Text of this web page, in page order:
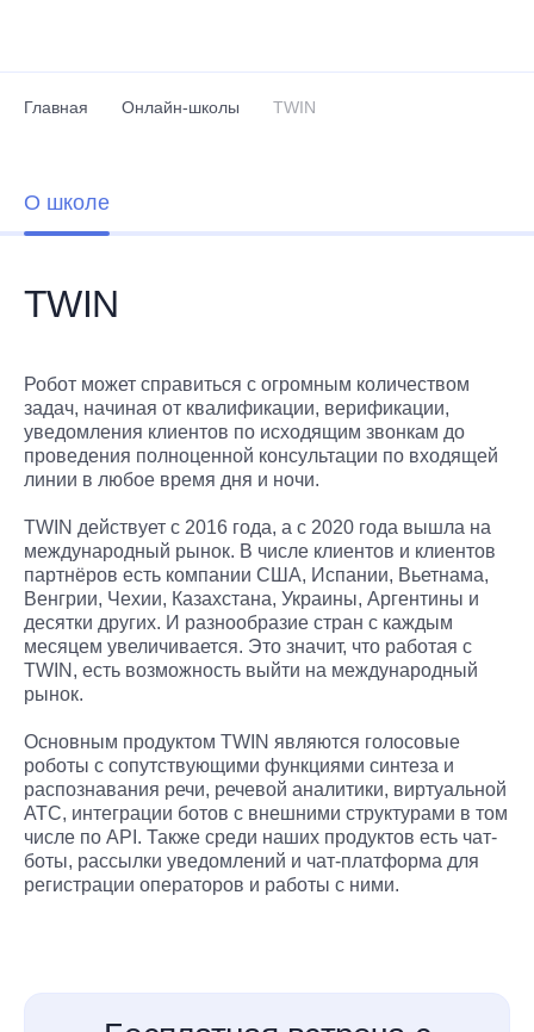
Главная Онлайн-школы TWIN
О школе
TWIN
Робот может справиться с огромным количеством
задач, начиная от квалификации, верификации,
уведомления клиентов по исходящим звонкам до
проведения полноценной консультации по входящей
линии в любое время дня и ночи.
TWIN действует с 2016 года, а с 2020 года вышла на
международный рынок. В числе клиентов и клиентов
партнёров есть компании США, Испании, Вьетнама,
Венгрии, Чехии, Казахстана, Украины, Аргентины и
десятки других. И разнообразие стран с каждым
месяцем увеличивается. Это значит, что работая с
TWIN, есть возможность выйти на международный
рынок.
Основным продуктом TWIN являются голосовые
роботы с сопутствующими функциями синтеза и
распознавания речи, речевой аналитики, виртуальной
АТС, интеграции ботов с внешними структурами в том
числе по API. Также среди наших продуктов есть чат-
боты, рассылки уведомлений и чат-платформа для
регистрации операторов и работы с ними.